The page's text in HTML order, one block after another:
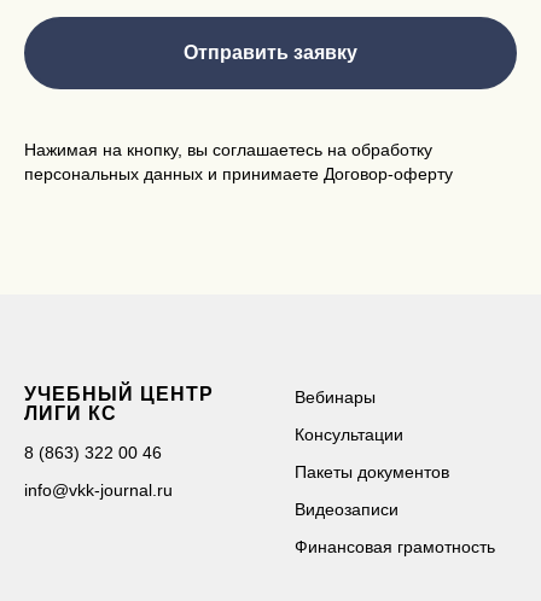
Отправить заявку
Нажимая на кнопку, вы соглашаетесь на обработку
персональных данных и принимаете Договор-оферту
УЧЕБНЫЙ ЦЕНТР
ЛИГИ КС
8 (863) 322 00 46
info@vkk-journal.ru
Вебинары
Консультации
Пакеты документов
Видеозаписи
Финансовая грамотность